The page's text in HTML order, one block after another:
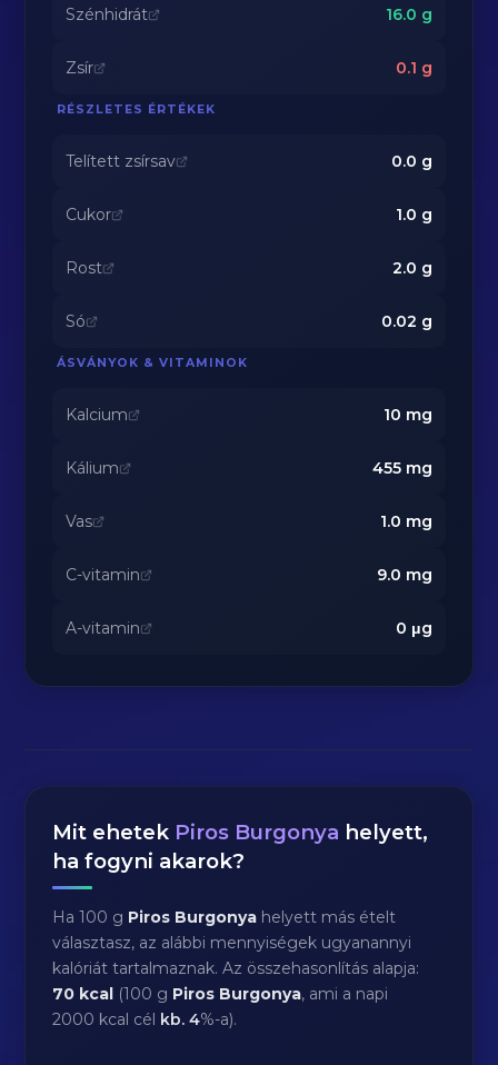
Szénhidrát 16.0 g
Zsír 0.1 g
RÉSZLETES ÉRTÉKEK
Telített zsírsav 0.0 g
Cukor 1.0 g
Rost 2.0 g
Só 0.02 g
ÁSVÁNYOK & VITAMINOK
Kalcium 10 mg
Kálium 455mg
Vas 1.0 mg
C-vitamin 9.0 mg
A-vitamin 0 μg
Mit ehetek Piros Burgonya helyett,
ha fogyni akarok?
Ha 100 g Piros Burgonya helyett más ételt
választasz, az alábbi mennyiségek ugyanannyi
kalóriát tartalmaznak. Az összehasonlítás alapja:
70 kcal (100 g Piros Burgonya, ami a napi
2000 kcal cél kb.4%-a).